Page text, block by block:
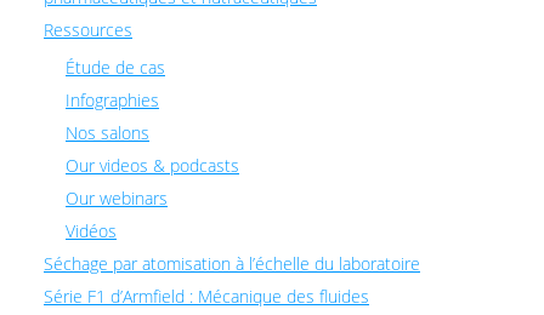
Ressources
Étude de cas
Infographies
Nos salons
Our videos & podcasts
Our webinars
Vidéos
Séchage par atomisation à l’échelle du laboratoire
Série F1 d’Armfield : Mécanique des fluides